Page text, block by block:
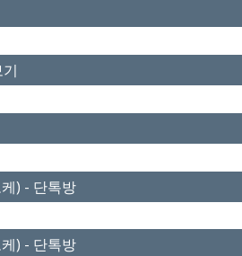
) - 단톡방
) - 단톡방